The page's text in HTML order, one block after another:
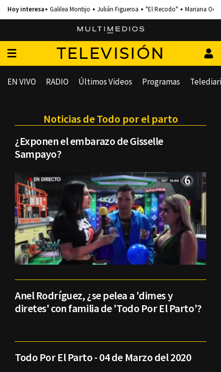
Galilea Montijo Julián Figueroa "El Recodo" Mariana
TELEVISIÓN
EN VIVO RADIO Últimos Videos Programas
Noticias de Todo por el parto
¿Exponen el embarazo de Gisselle
Sampayo?
Anel Rodríguez, ¿se pelea a 'dimes y
diretes' con familia de 'Todo Por El Parto'?
Todo Por El Parto - 04 de Marzo del 2020